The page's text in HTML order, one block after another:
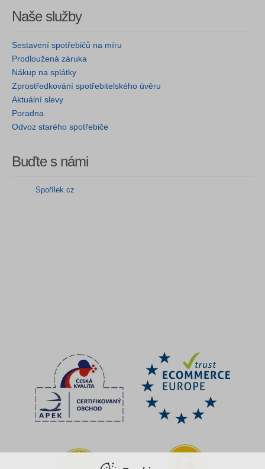
Naše služby
Sestavení spotřebičů na míru
Prodloužená záruka
Nákup na splátky
Zprostředkování spotřebitelského úvěru
Aktuální slevy
Poradna
Odvoz starého spotřebiče
Buďte s námi
Spořílek.cz